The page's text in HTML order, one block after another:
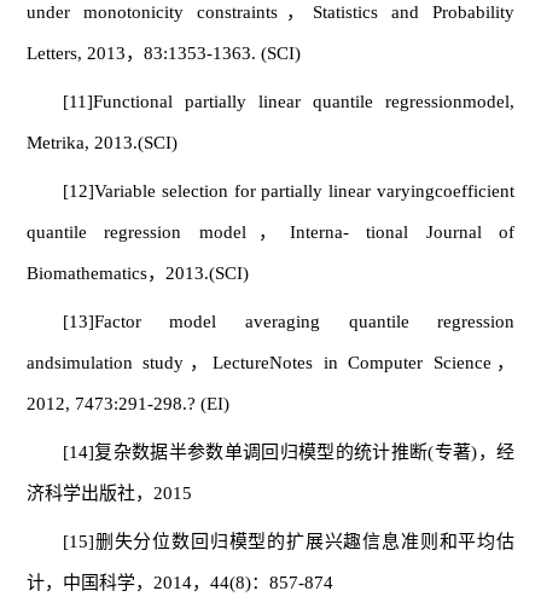
under monotonicity constraints，Statistics and Probability
Letters, 2013，83:1353-1363. (SCI)
[11]Functional partially linear quantile regressionmodel,
Metrika, 2013.(SCI)
[12]Variable selection for partially linear varyingcoefficient
quantile regression model，Interna- tional Journal of
Biomathematics，2013.(SCI)
[13]Factor model averaging quantile regression
andsimulation study，LectureNotes in Computer Science，
2012, 7473:291-298.? (EI)
[14]复杂数据半参数单调回归模型的统计推断(专著)，经
济科学出版社，2015
[15]删失分位数回归模型的扩展兴趣信息准则和平均估
计，中国科学，2014，44(8)：857-874